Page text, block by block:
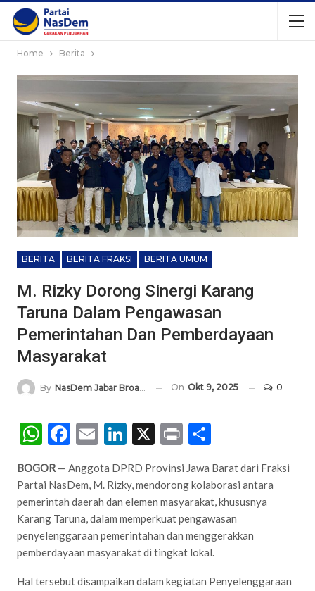
Home Berita
BERITA BERITA FRAKSI BERITA UMUM
M. Rizky Dorong Sinergi Karang
Taruna Dalam Pengawasan
Pemerintahan Dan Pemberdayaan
Masyarakat
By NasDem Jabar Broadcasting Network On Okt 9, 2025 0
WhatsApp
Facebook
EmailLinkedIn
X Print
BOGOR — Anggota DPRD Provinsi Jawa Barat dari Fraksi
Partai NasDem, M. Rizky, mendorong kolaborasi antara
pemerintah daerah dan elemen masyarakat, khususnya
Karang Taruna, dalam memperkuat pengawasan
penyelenggaraan pemerintahan dan menggerakkan
pemberdayaan masyarakat di tingkat lokal.
Hal tersebut disampaikan dalam kegiatan Penyelenggaraan